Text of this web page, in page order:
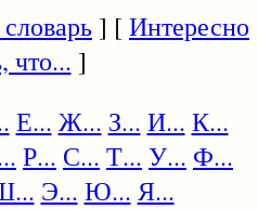
] [Интересно
что... ]
Е... Ж... З... И... К...
Р... С... Т... У... Ф...
Э... Ю... Я...